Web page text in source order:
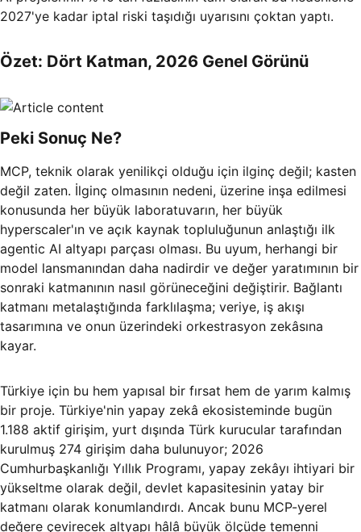
2027'ye kadar iptal riski taşıdığı uyarısını çoktan yaptı.
Özet: Dört Katman, 2026 Genel Görünü
Peki Sonuç Ne?
MCP, teknik olarak yenilikçi olduğu için ilginç değil; kasten
değil zaten. İlginç olmasının nedeni, üzerine inşa edilmesi
konusunda her büyük laboratuvarın, her büyük
hyperscaler'ın ve açık kaynak topluluğunun anlaştığı ilk
agentic AI altyapı parçası olması. Bu uyum, herhangi bir
model lansmanından daha nadirdir ve değer yaratımının bir
sonraki katmanının nasıl görüneceğini değiştirir. Bağlantı
katmanı metalaştığında farklılaşma; veriye, iş akışı
tasarımına ve onun üzerindeki orkestrasyon zekâsına
kayar.
Türkiye için bu hem yapısal bir fırsat hem de yarım kalmış
bir proje. Türkiye'nin yapay zekâ ekosisteminde bugün
1.188 aktif girişim, yurt dışında Türk kurucular tarafından
kurulmuş 274 girişim daha bulunuyor; 2026
Cumhurbaşkanlığı Yıllık Programı, yapay zekâyı ihtiyari bir
yükseltme olarak değil, devlet kapasitesinin yatay bir
katmanı olarak konumlandırdı. Ancak bunu MCP-yerel
değere çevirecek altyapı hâlâ büyük ölçüde temenni